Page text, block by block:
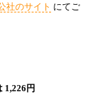
社のサイト にてご
円